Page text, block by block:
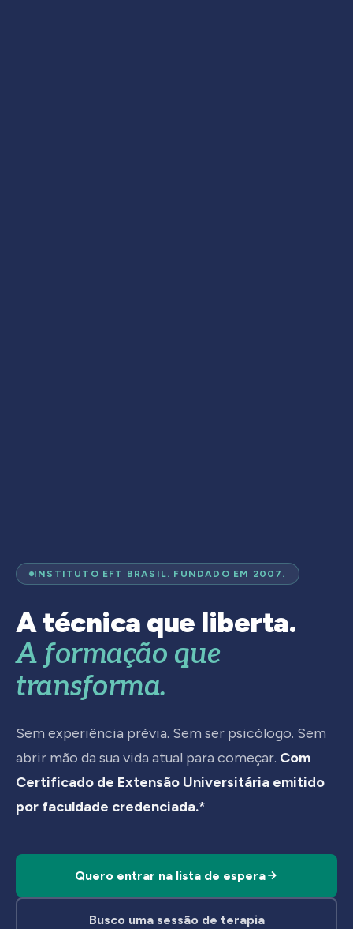
INSTITUTO EFT BRASIL. FUNDADO EM 2007.
A técnica que liberta.
A formação que
transforma.
Sem experiência prévia. Sem ser psicólogo. Sem
abrir mão da sua vida atual para começar. Com
Certificado de Extensão Universitária emitido
por faculdade credenciada.*
Quero entrar na lista de espera
Busco uma sessão de terapia